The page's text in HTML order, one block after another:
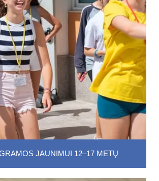
JAUNIMUI 12–17 METŲ